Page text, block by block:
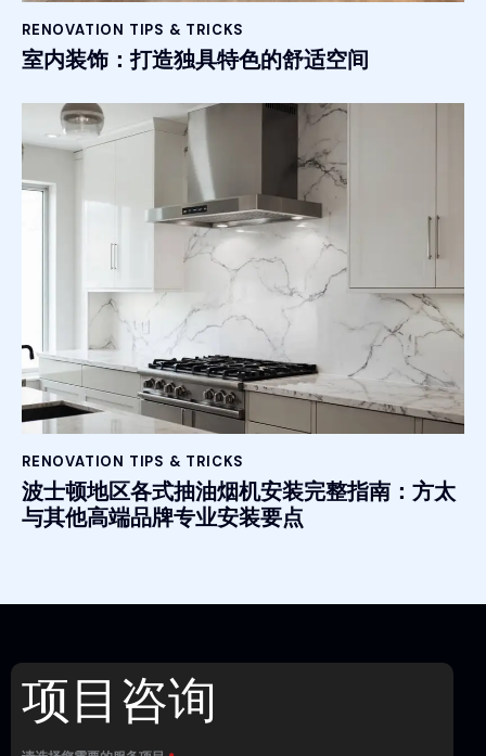
RENOVATION TIPS & TRICKS
室内装饰：打造独具特色的舒适空间
RENOVATION TIPS & TRICKS
波士顿地区各式抽油烟机安装完整指南：方太
与其他高端品牌专业安装要点
项目咨询